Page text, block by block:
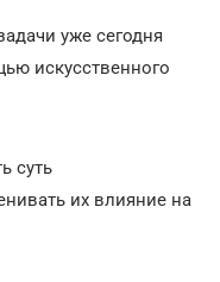
уже сегодня
искусственного
суть
их влияние на